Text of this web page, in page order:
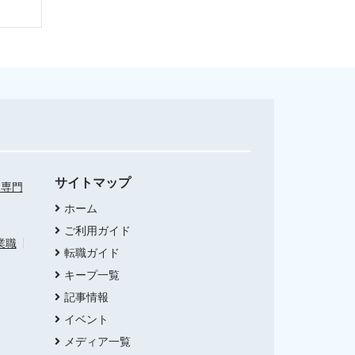
門
職
サイトマップ
ホーム
ご利用ガイド
転職ガイド
キープ一覧
記事情報
イベント
メディア一覧